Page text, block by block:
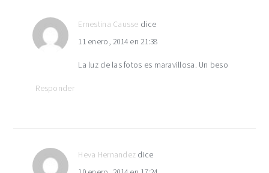
Ernestina Causse dice
11 enero, 2014 en 21:38
La luz de las fotos es maravillosa. Un beso
Responder
Heva Hernandez dice